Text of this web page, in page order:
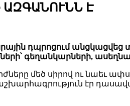
Է
դպրոցում
գեղանկարների,
մեծ սիրով ու
էր